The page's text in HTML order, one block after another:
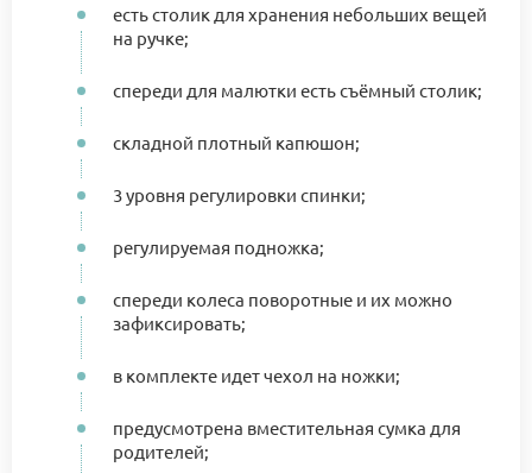
есть столик для хранения небольших вещей
на ручке;
спереди для малютки есть съёмный столик;
складной плотный капюшон;
3 уровня регулировки спинки;
регулируемая подножка;
спереди колеса поворотные и их можно
зафиксировать;
в комплекте идет чехол на ножки;
предусмотрена вместительная сумка для
родителей;